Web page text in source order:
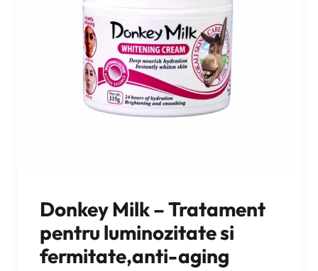
Donkey Milk – Tratament
pentru luminozitate si
fermitate,anti-aging